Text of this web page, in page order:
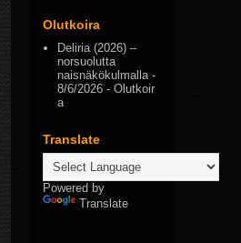
Olutkoira
Deliria (2026) –
norsuolutta
naisnäkökulmalla-
8/6/2026 - Olutkoir
a
Translate
Powered by
Translate